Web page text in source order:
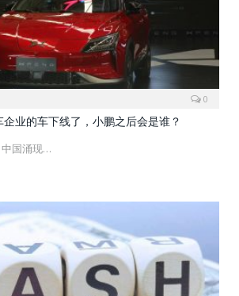
0
业的车下线了，小鹏之后会是谁？
国涌现…